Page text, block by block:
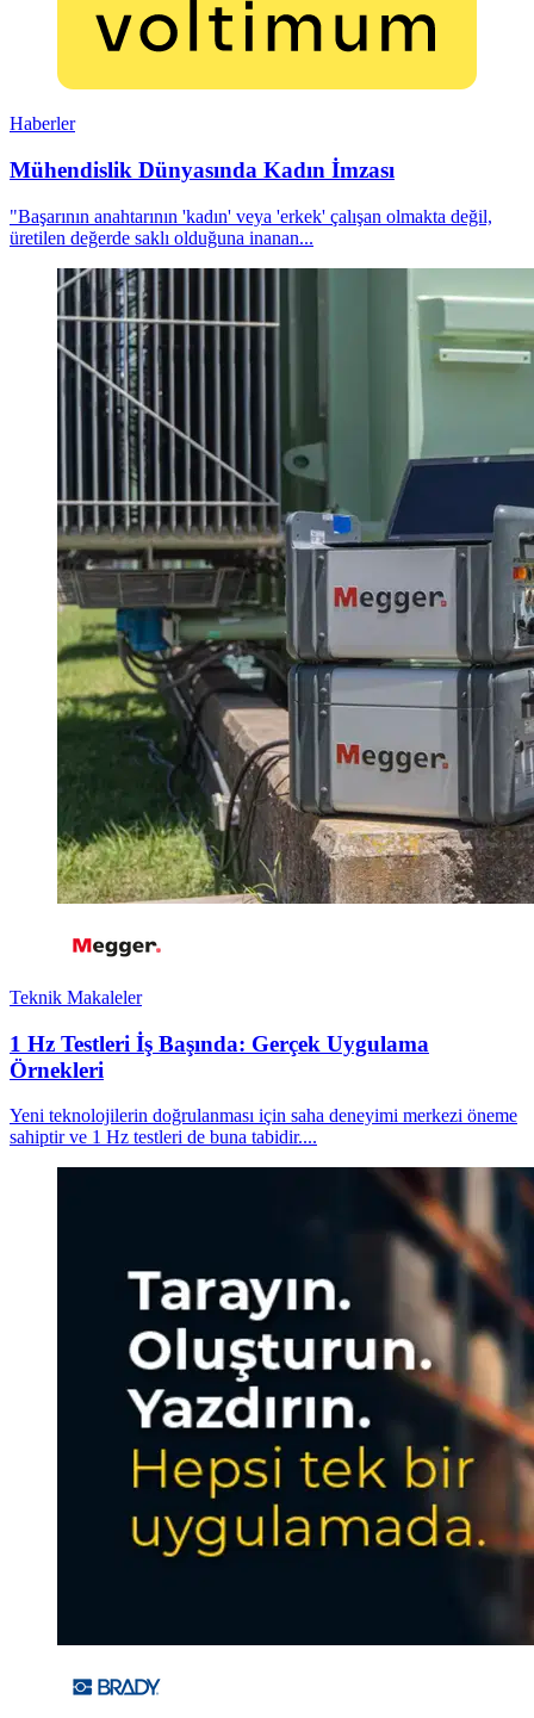
Haberler
Mühendislik Dünyasında Kadın İmzası
"Başarının anahtarının 'kadın' veya 'erkek' çalışan olmakta değil,
üretilen değerde saklı olduğuna inanan...
Teknik Makaleler
1 Hz Testleri İş Başında: Gerçek Uygulama
Örnekleri
Yeni teknolojilerin doğrulanması için saha deneyimi merkezi öneme
sahiptir ve 1 Hz testleri de buna tabidir....